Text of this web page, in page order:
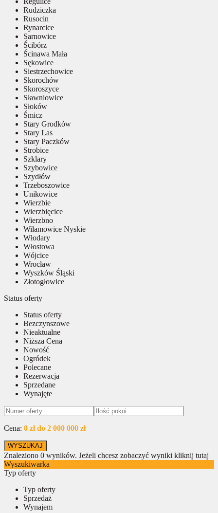
Rudziczka
Rusocin
Rynarcice
Sarnowice
Ścibórz
Ścinawa Mała
Sękowice
Siestrzechowice
Skorochów
Skoroszyce
Sławniowice
Słoków
Śmicz
Stary Grodków
Stary Las
Stary Paczków
Strobice
Szklary
Szybowice
Szydłów
Trzeboszowice
Unikowice
Wierzbie
Wierzbięcice
Wierzbno
Wilamowice Nyskie
Włodary
Włostowa
Wójcice
Wrocław
Wyszków Śląski
Złotogłowice
Status oferty
Status oferty
Bezczynszowe
Nieaktualne
Niższa Cena
Nowość
Ogródek
Polecane
Rezerwacja
Sprzedane
Wynajęte
Cena: 0 zł do 2 000 000 zł
Znaleziono 0 wyników. Jeżeli chcesz zobaczyć wyniki kliknij tutaj
Wyszukiwarka
Typ oferty
Typ oferty
Sprzedaż
Wynajem